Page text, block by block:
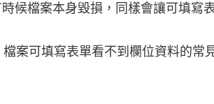
候檔案本身毀損，同樣會讓可填寫
案可填寫表單看不到欄位資料的常